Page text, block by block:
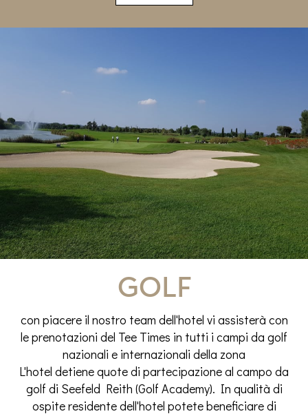
Golf
con piacere il nostro team dell'hotel vi assisterà con
le prenotazioni del Tee Times in tutti i campi da golf
nazionali e internazionali della zona
L'hotel detiene quote di partecipazione al campo da
golf di Seefeld Reith (Golf Academy). In qualità di
ospite residente dell'hotel potete beneficiare di